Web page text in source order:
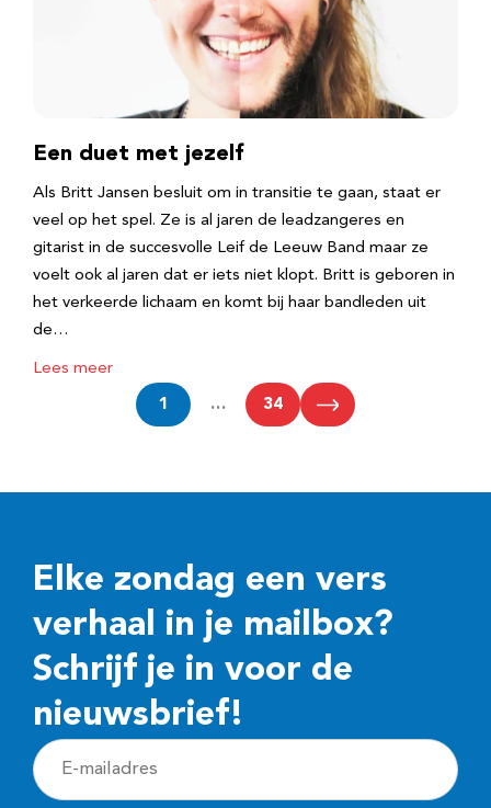
Een duet met jezelf
Als Britt Jansen besluit om in transitie te gaan, staat er
veel op het spel. Ze is al jaren de leadzangeres en
gitarist in de succesvolle Leif de Leeuw Band maar ze
voelt ook al jaren dat er iets niet klopt. Britt is geboren in
het verkeerde lichaam en komt bij haar bandleden uit
de…
Lees meer
1 … 34
Elke zondag een vers
verhaal in je mailbox?
Schrijf je in voor de
nieuwsbrief!
E
-